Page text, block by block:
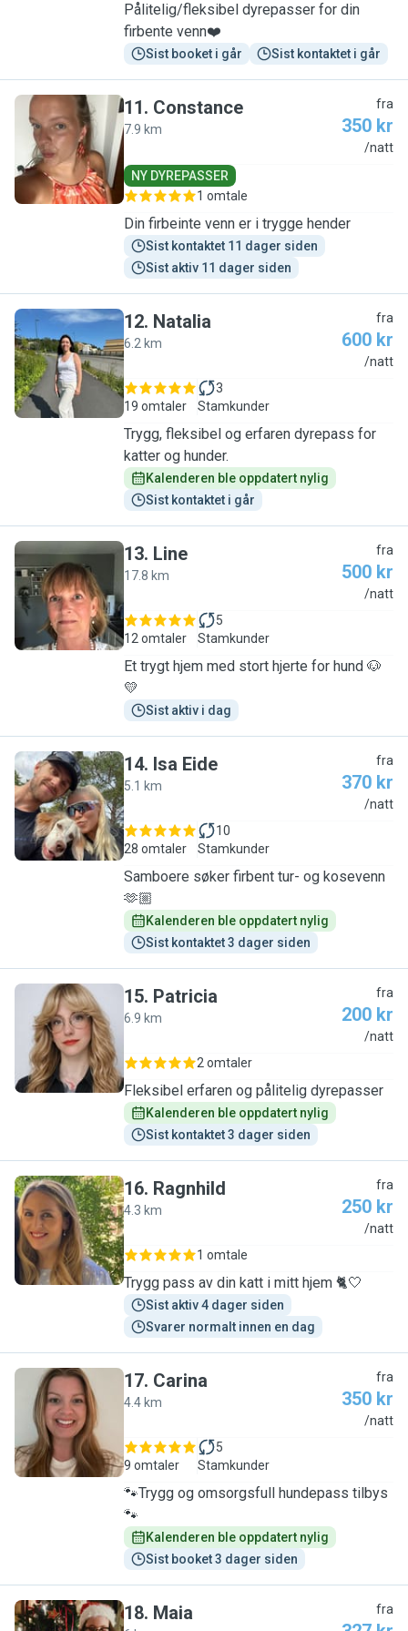
Pålitelig/fleksibel dyrepasser for din
firbente venn❤️
Sist booket i går Sist kontaktet i går
C
11. Constance
7.9 km
fra
350 kr
/natt
NY DYREPASSER
1 omtale
Din firbeinte venn er i trygge hender
Sist kontaktet 11 dager siden
Sist aktiv 11 dager siden
N
12. Natalia
6.2 km
fra
600 kr
/natt
19 omtaler
3
Stamkunder
Trygg, fleksibel og erfaren dyrepass for
katter og hunder.
Kalenderen ble oppdatert nylig
Sist kontaktet i går
L
13. Line
17.8 km
fra
500 kr
/natt
12 omtaler
5
Stamkunder
Et trygt hjem med stort hjerte for hund 🐶
💛
Sist aktiv i dag
I
14. Isa Eide
5.1 km
fra
370 kr
/natt
28 omtaler
10
Stamkunder
Samboere søker firbent tur- og kosevenn
🫶🏼
Kalenderen ble oppdatert nylig
Sist kontaktet 3 dager siden
P
15. Patricia
6.9 km
fra
200 kr
/natt
2 omtaler
Fleksibel erfaren og pålitelig dyrepasser
Kalenderen ble oppdatert nylig
Sist kontaktet 3 dager siden
R
16. Ragnhild
4.3 km
fra
250 kr
/natt
1 omtale
Trygg pass av din katt i mitt hjem 🐈🤍
Sist aktiv 4 dager siden
Svarer normalt innen en dag
C
17. Carina
4.4 km
fra
350 kr
/natt
9 omtaler
5
Stamkunder
🐾Trygg og omsorgsfull hundepass tilbys
🐾
Kalenderen ble oppdatert nylig
Sist booket 3 dager siden
18. Maia fra